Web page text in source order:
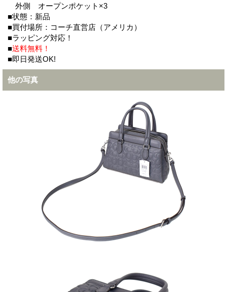
外側 オープンポケット×3
■状態：新品
■買付場所：コーチ直営店（アメリカ）
■ラッピング対応！
■送料無料！
■即日発送OK!
他の写真